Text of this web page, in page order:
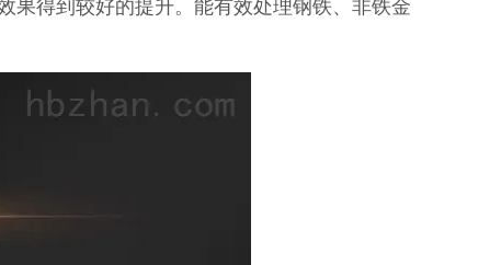
果得到较好的提升。能有效处理钢铁、非铁金